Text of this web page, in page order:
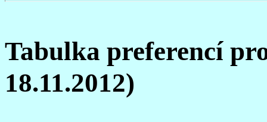
Tabulka preferencí
18.11.2012)